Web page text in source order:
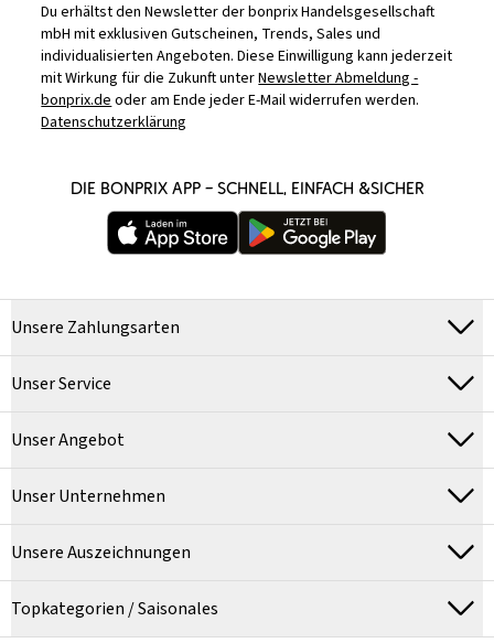
Du erhältst den Newsletter der bonprix Handelsgesellschaft
mbH mit exklusiven Gutscheinen, Trends, Sales und
individualisierten Angeboten. Diese Einwilligung kann jederzeit
mit Wirkung für die Zukunft unterNewsletter Abmeldung -
bonprix.deoder am Ende jeder E-Mail widerrufen werden.
Datenschutzerklärung
DIE BONPRIX APP – SCHNELL, EINFACH &SICHER
Unsere Zahlungsarten
Unser Service
Unser Angebot
Unser Unternehmen
Unsere Auszeichnungen
Topkategorien / Saisonales